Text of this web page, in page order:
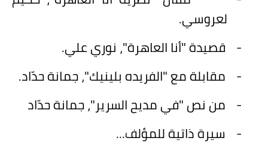
لعروسي.
- قصيدة "أنا العاهرة"، نوري علي.
- مقابلة مع "الفريده بلينيك"، جمانة حدّاد.
- من نص "في مديح السرير"، جمانة حدّاد
- سيرة ذاتية للمؤلف...